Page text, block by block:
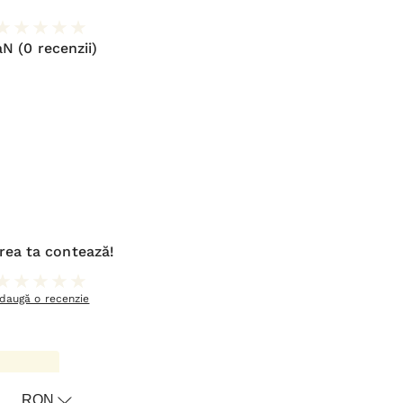
(0 recenzii)
ta contează!
o recenzie
RON